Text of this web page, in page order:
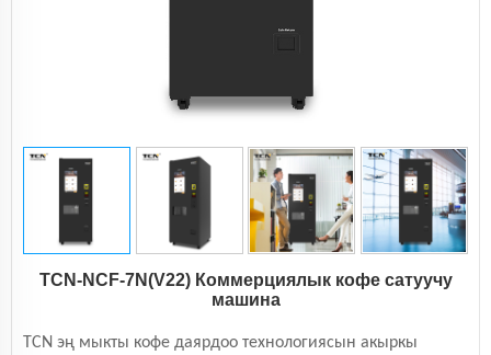
TCN-NCF-7N(V22) Коммерциялык кофе сатуучу
машина
TCN эң мыкты кофе даярдоо технологиясын акыркы